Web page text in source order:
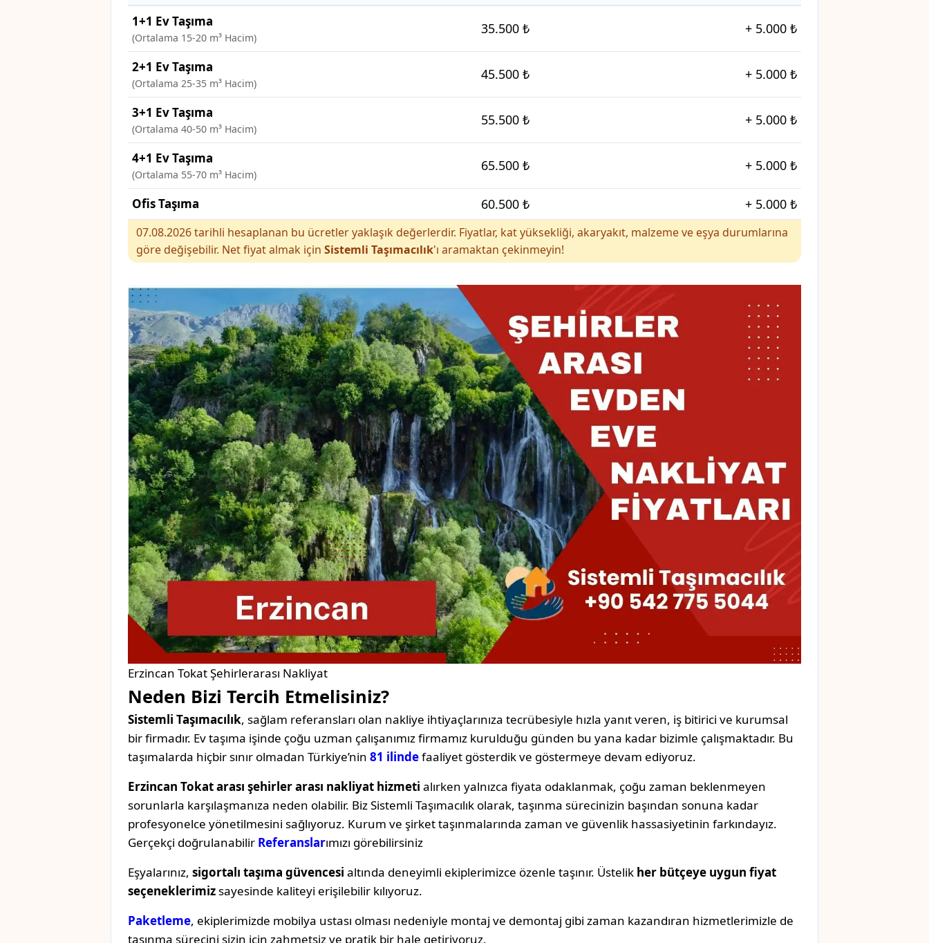
1+1 Ev Taşıma
(Ortalama 15-20 m³ Hacim)
35.500 ₺ + 5.000 ₺
2+1 Ev Taşıma
(Ortalama 25-35 m³ Hacim)
45.500 ₺ + 5.000 ₺
3+1 Ev Taşıma
(Ortalama 40-50 m³ Hacim)
55.500 ₺ + 5.000 ₺
4+1 Ev Taşıma
(Ortalama 55-70 m³ Hacim)
65.500 ₺ + 5.000 ₺
Ofis Taşıma 60.500 ₺ + 5.000 ₺
07.08.2026 tarihli hesaplanan bu ücretler yaklaşık değerlerdir. Fiyatlar, kat yüksekliği, akaryakıt, malzeme ve eşya durumlarına
göre değişebilir. Net fiyat almak için Sistemli Taşımacılık'ı aramaktan çekinmeyin!
Erzincan Tokat Şehirlerarası Nakliyat
Neden Bizi Tercih Etmelisiniz?
Sistemli Taşımacılık, sağlam referansları olan nakliye ihtiyaçlarınıza tecrübesiyle hızla yanıt veren, iş bitirici ve kurumsal
bir firmadır. Ev taşıma işinde çoğu uzman çalışanımız firmamız kurulduğu günden bu yana kadar bizimle çalışmaktadır. Bu
taşımalarda hiçbir sınır olmadan Türkiye’nin 81 ilindefaaliyet gösterdik ve göstermeye devam ediyoruz.
Erzincan Tokat arası şehirler arası nakliyat hizmeti alırken yalnızca fiyata odaklanmak, çoğu zaman beklenmeyen
sorunlarla karşılaşmanıza neden olabilir. Biz Sistemli Taşımacılık olarak, taşınma sürecinizin başından sonuna kadar
profesyonelce yönetilmesini sağlıyoruz. Kurum ve şirket taşınmalarında zaman ve güvenlik hassasiyetinin farkındayız.
Gerçekçi doğrulanabilir Referanslarımızı görebilirsiniz
Eşyalarınız, sigortalı taşıma güvencesi altında deneyimli ekiplerimizce özenle taşınır. Üstelik her bütçeye uygun fiyat
seçeneklerimizsayesinde kaliteyi erişilebilir kılıyoruz.
Paketleme, ekiplerimizde mobilya ustası olması nedeniyle montaj ve demontaj gibi zaman kazandıran hizmetlerimizle de
taşınma sürecini sizin için zahmetsiz ve pratik bir hale getiriyoruz.